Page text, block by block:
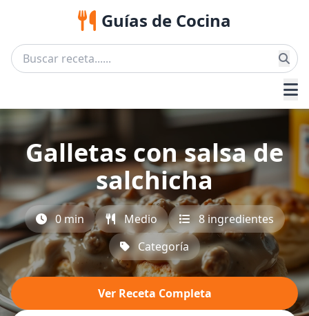
Guías de Cocina
Galletas con salsa de
salchicha
0 min Medio
8 ingredientes
Categoría
Ver Receta Completa